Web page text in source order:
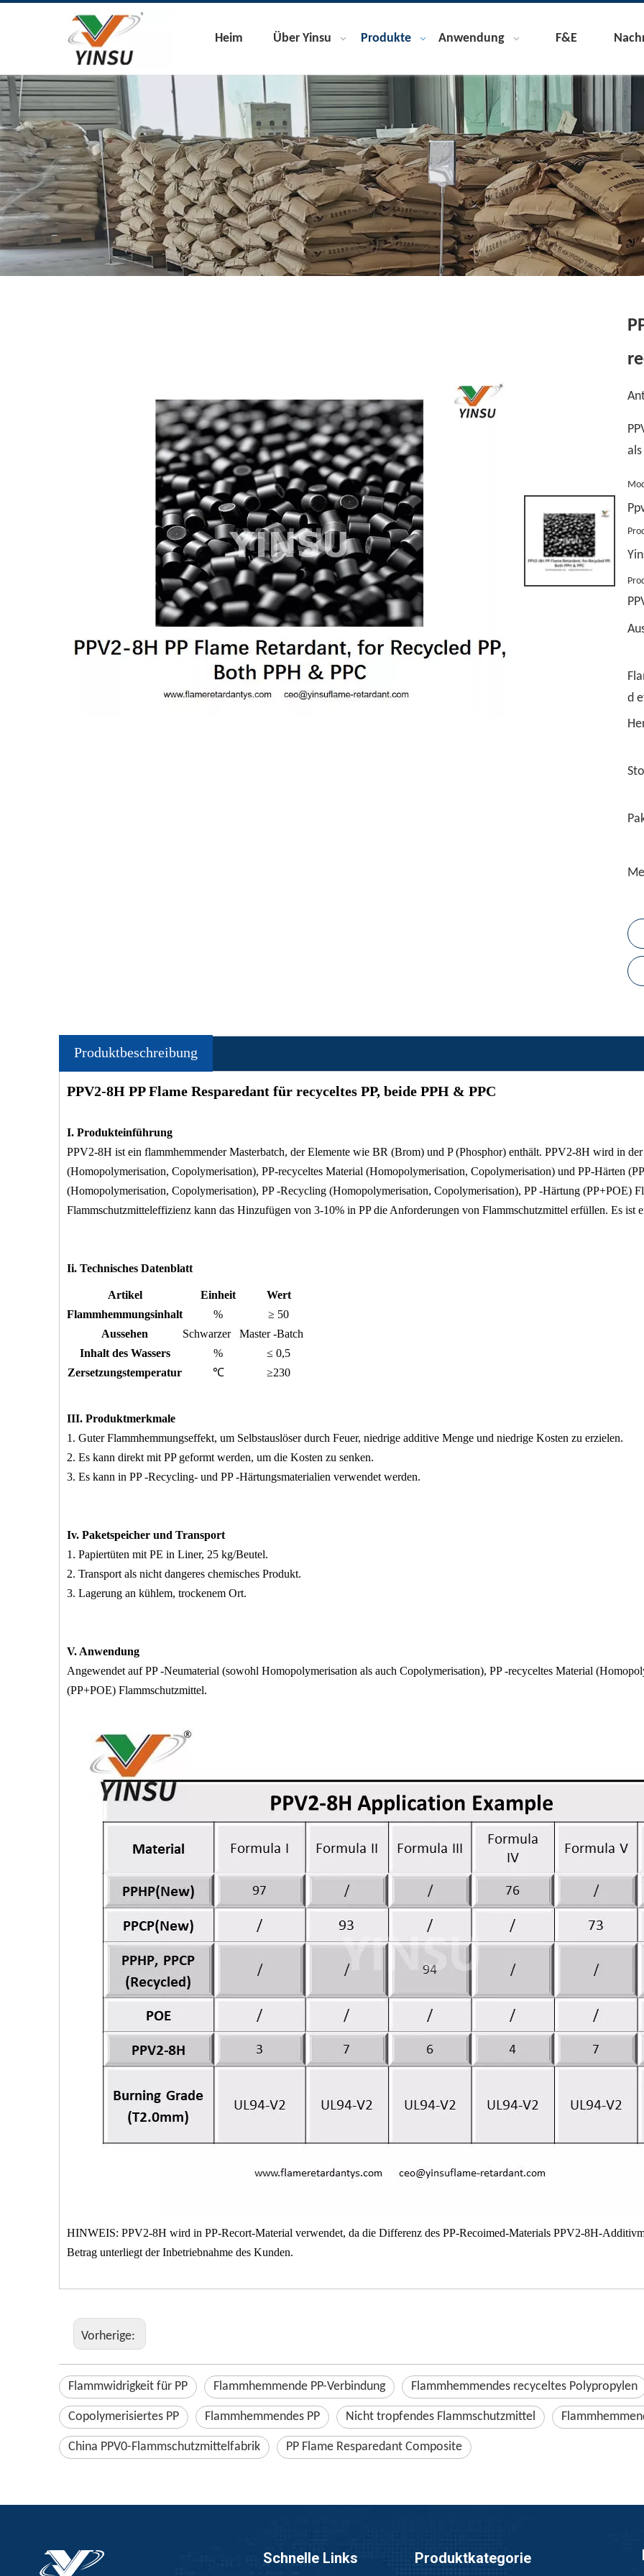
Heim Über Yinsu Produkte Anwendung F&E
d
Produktbeschreibung
PPV2-8H PP Flame Resparedant für recyceltes PP, beide PPH & PPC
I. Produkteinführung
PPV2-8H ist ein flammhemmender Masterbatch, der Elemente wie BR (Brom) und P (Phosphor) enthält. PPV2-8H wird in
(Homopolymerisation, Copolymerisation), PP-recyceltes Material (Homopolymerisation, Copolymerisation) und PP-Härten
(Homopolymerisation, Copolymerisation), PP -Recycling (Homopolymerisation, Copolymerisation), PP -Härtung (PP+POE)
Flammschutzmitteleffizienz kann das Hinzufügen von 3-10% in PP die Anforderungen von Flammschutzmittel erfüllen. Es ist
Ii. Technisches Datenblatt
Artikel Einheit
Wert
Flammhemmungsinhalt
%
≥ 50
Aussehen
Schwarzer Master -Batch
Inhalt des Wassers
%
≤ 0,5
Zersetzungstemperatur
℃ ≥230
III. Produktmerkmale
1. Guter Flammhemmungseffekt, um Selbstauslöser durch Feuer, niedrige additive Menge und niedrige Kosten zu erzielen.
2. Es kann direkt mit PP geformt werden, um die Kosten zu senken.
3. Es kann in PP -Recycling- und PP -Härtungsmaterialien verwendet werden.
Iv. Paketspeicher und Transport
1. Papiertüten mit PE in Liner, 25 kg/Beutel.
2. Transport als nicht dangeres chemisches Produkt.
3. Lagerung an kühlem, trockenem Ort.
V. Anwendung
Angewendet auf PP -Neumaterial (sowohl Homopolymerisation als auch Copolymerisation), PP -recyceltes Material
(PP+POE) Flammschutzmittel.
HINWEIS: PPV2-8H wird in PP-Recort-Material verwendet, da die Differenz des PP-Recoimed-Materials PPV2-8H-
Betrag unterliegt der Inbetriebnahme des Kunden.
Vorherige:
Flammwidrigkeit für PP Flammhemmende PP-Verbindung Flammhemmendes recyceltes Polypropylen
Copolymerisiertes PP Flammhemmendes PP Nicht tropfendes Flammschutzmittel
China PPV0-Flammschutzmittelfabrik PP Flame Resparedant Composite
Schnelle Links Produktkategorie